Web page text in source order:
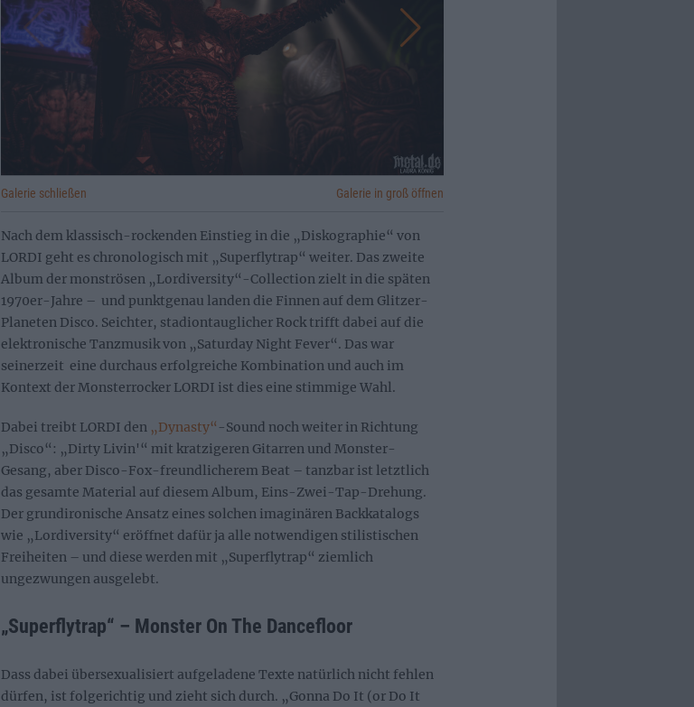
Galerie schließen Galerie in groß öffnen
Nach dem klassisch-rockenden Einstieg in die „Diskographie“ von
LORDI geht es chronologisch mit „Superflytrap“ weiter. Das zweite
Album der monströsen „Lordiversity“-Collection zielt in die späten
1970er-Jahre – und punktgenau landen die Finnen auf dem Glitzer-
Planeten Disco. Seichter, stadiontauglicher Rock trifft dabei auf die
elektronische Tanzmusik von „Saturday Night Fever“. Das war
seinerzeit eine durchaus erfolgreiche Kombination und auch im
Kontext der Monsterrocker LORDI ist dies eine stimmige Wahl.
Dabei treibt LORDI den „Dynasty“ -Sound noch weiter in Richtung
„Disco“: „Dirty Livin'“ mit kratzigeren Gitarren und Monster-
Gesang, aber Disco-Fox-freundlicherem Beat – tanzbar ist letztlich
das gesamte Material auf diesem Album, Eins-Zwei-Tap-Drehung.
Der grundironische Ansatz eines solchen imaginären Backkatalogs
wie „Lordiversity“ eröffnet dafür ja alle notwendigen stilistischen
Freiheiten – und diese werden mit „Superflytrap“ ziemlich
ungezwungen ausgelebt.
„Superflytrap“ – Monster On The Dancefloor
Dass dabei übersexualisiert aufgeladene Texte natürlich nicht fehlen
dürfen, ist folgerichtig und zieht sich durch. „Gonna Do It (or Do It